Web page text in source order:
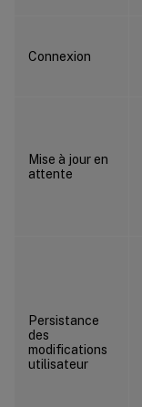
Connexion
Mise à jour en
attente
Persistance
des
modifications
utilisateur